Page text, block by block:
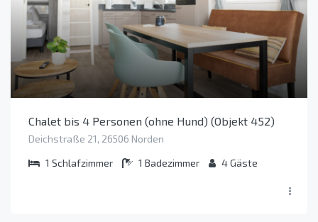
Chalet bis 4 Personen (ohne Hund) (Objekt 452)
Deichstraße 21, 26506 Norden
1 Schlafzimmer 1 Badezimmer 4Gäste